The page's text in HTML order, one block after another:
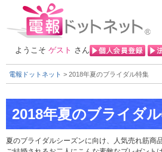
ようこそ ゲスト さん
電報ドットネット > 2018年夏のブライダル特集
夏のブライダルシーズンに向け、人気売れ筋商